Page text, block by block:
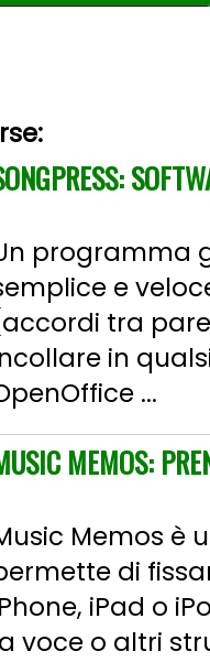
programma
e
tra
in
...
MEMOS:
Memos è
di
iPad o
voce o altri